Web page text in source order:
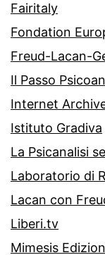
Fairitaly
Fondation
Freud-Lacan-
Il Passo
Internet
Istituto Gradiva
La Psicanalisi
Laboratorio di
Lacan con
Liberi.tv
Mimesis